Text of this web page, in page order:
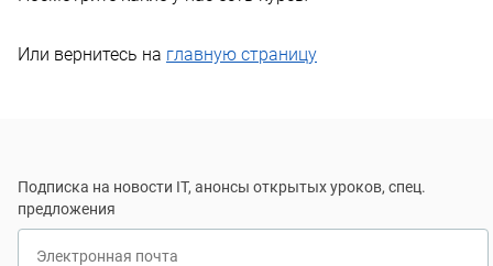
Или вернитесь на главную страницу
Подписка на новости IT, анонсы открытых уроков, спец.
предложения
Электронная почта